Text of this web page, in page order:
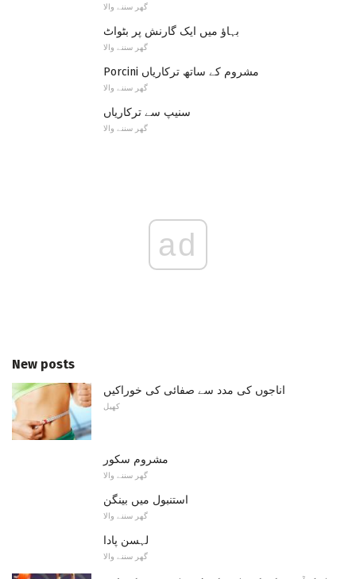
گھر سننے والا
بہاؤ میں ایک گارنش پر بٹواٹ
گھر سننے والا
Porcini مشروم کے ساتھ ترکاریاں
گھر سننے والا
سنیپ سے ترکاریاں
گھر سننے والا
ad
New posts
اناجوں کی مدد سے صفائی کی خوراکیں
کھیل
مشروم سکور
گھر سننے والا
استنبول میں بینگن
گھر سننے والا
لہسن پادا
گھر سننے والا